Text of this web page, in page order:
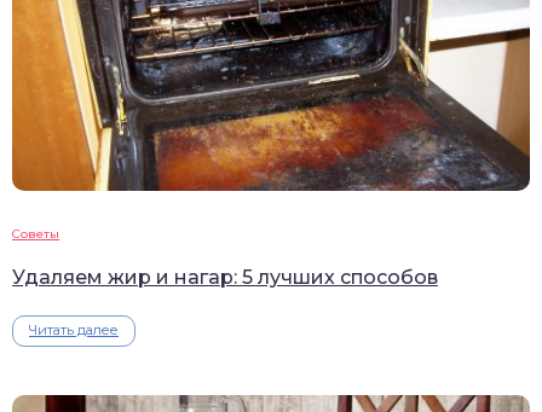
Советы
Удаляем жир и нагар: 5 лучших способов
Читать далее